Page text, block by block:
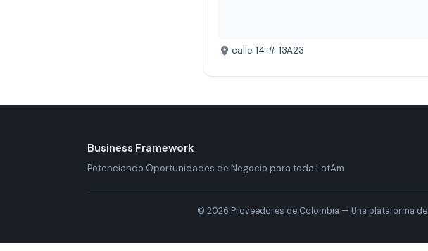
calle 14 # 13A23
Business Framework
Potenciando Oportunidades de Negocio para toda LatAm
© 2026 Proveedores de Colombia — Una plataforma de